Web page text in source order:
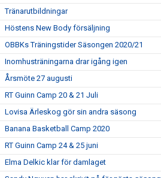
Tränarutbildningar
Höstens New Body försäljning
OBBKs Träningstider Säsongen 2020/21
Inomhusträningarna drar igång igen
Årsmöte 27 augusti
RT Guinn Camp 20 & 21 Juli
Lovisa Ärleskog gör sin andra säsong
Banana Basketball Camp 2020
RT Guinn Camp 24 & 25 juni
Elma Delkic klar för damlaget